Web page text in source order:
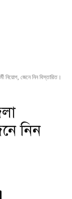
নিয়োগ, জেনে নিন বিস্তারিত।
নিন